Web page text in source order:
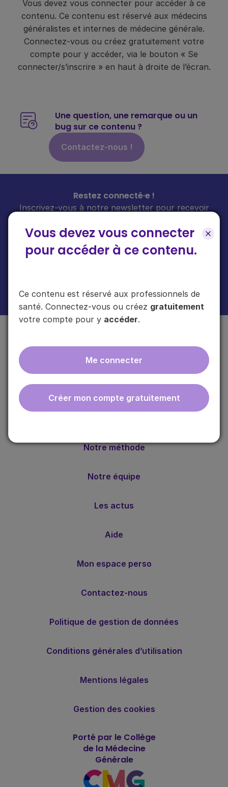
Vous devez vous connecter
pour accéder à ce contenu.
Ce contenu est réservé aux professionnels de
santé. Connectez-vous ou créez gratuitement
votre compte pour y accéder.
Me connecter
Créer mon compte gratuitement
Vous devez vous connecter pour accéder à ce
contenu. Ce contenu est réservé aux médecins
généralistes et internes de médecine générale.
Connectez-vous ou créez gratuitement votre
compte pour y accéder, via le bouton « Se
connecter/s’inscrire » en haut à droite de l’écran.
Une question, une remarque ou un
bug sur ce contenu ?
Contactez-nous !
Restez connecté·e !
Inscrivez-vous à notre newsletter pour recevoir
votre boîte mail.
Plus d'informations sur l'usage de vos donnéesici.
ebmfrance est une base de connaissances médicales
gratuite adaptée à la pratique de la médecine générale.
Notre méthode
Notre équipe
Les actus
Aide
Mon espace perso
Contactez-nous
Politique de gestion de données
Conditions générales d’utilisation
Mentions légales
Gestion des cookies
Porté par le Collège
de la Médecine
Générale